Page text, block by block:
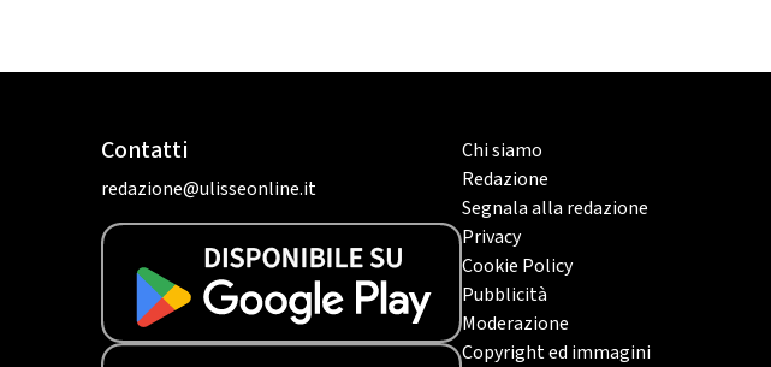
Contatti
redazione@ulisseonline.it
Chi siamo
Redazione
Segnala alla redazione
Privacy
Cookie Policy
Pubblicità
Moderazione
Copyright ed immagini